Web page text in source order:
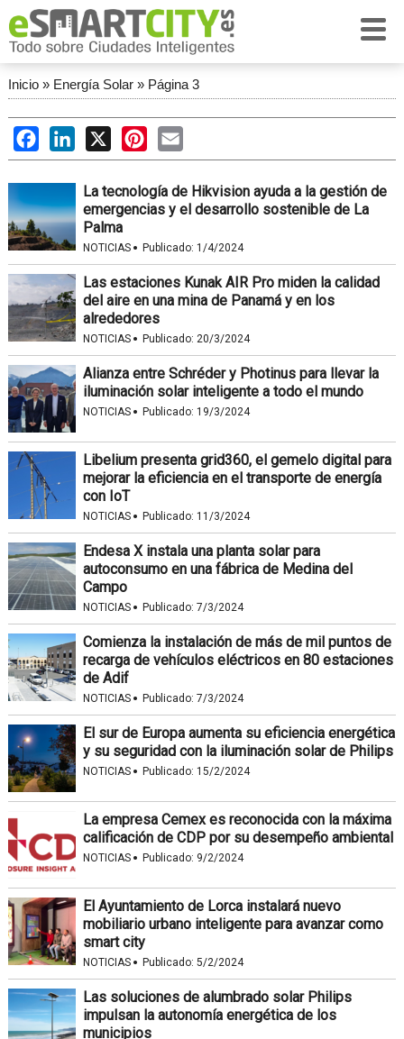
Inicio» Energía Solar» Página 3
FacebookLinkedIn
X PinterestEmail
La tecnología de Hikvision ayuda a la gestión de
emergencias y el desarrollo sostenible de La
Palma
NOTICIAS · Publicado: 1/4/2024
Las estaciones Kunak AIR Pro miden la calidad
del aire en una mina de Panamá y en los
alrededores
NOTICIAS · Publicado: 20/3/2024
Alianza entre Schréder y Photinus para llevar la
iluminación solar inteligente a todo el mundo
NOTICIAS · Publicado: 19/3/2024
Libelium presenta grid360, el gemelo digital para
mejorar la eficiencia en el transporte de energía
con IoT
NOTICIAS · Publicado: 11/3/2024
Endesa X instala una planta solar para
autoconsumo en una fábrica de Medina del
Campo
NOTICIAS · Publicado: 7/3/2024
Comienza la instalación de más de mil puntos de
recarga de vehículos eléctricos en 80 estaciones
de Adif
NOTICIAS · Publicado: 7/3/2024
El sur de Europa aumenta su eficiencia energética
y su seguridad con la iluminación solar de Philips
NOTICIAS · Publicado: 15/2/2024
La empresa Cemex es reconocida con la máxima
calificación de CDP por su desempeño ambiental
NOTICIAS · Publicado: 9/2/2024
El Ayuntamiento de Lorca instalará nuevo
mobiliario urbano inteligente para avanzar como
smart city
NOTICIAS · Publicado: 5/2/2024
Las soluciones de alumbrado solar Philips
impulsan la autonomía energética de los
municipios